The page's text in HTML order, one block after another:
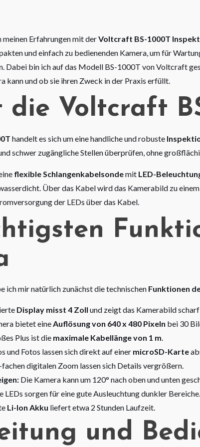
meinen Erfahrungen mit derVoltcraft BS-1000T
und einfach zu bedienenden Kamera, um für
Dabei bin ich auf das Modell BS-1000T von Voltcraft
kann und ob sie ihren Zweck in der Praxis erfüllt.
die Voltcraft
handelt es sich um eine handliche und robuste
schwer zugängliche Stellen überprüfen, ohne
flexible Schlangenkabelsondemit LED-
Über das Kabel wird das Kamerabild zu
der LEDs über das Kabel.
ich mir natürlich zunächst die technischen Funktionen
Display misst 4 Zoll und zeigt das Kamerabild
bietet eineAuflösung von 640 x 480 Pixeln bei 30
Plus ist die maximale Kabellänge von 1 m.
und Fotos lassen sich direkt auf einer microSD-Karte
digitalen Zoom lassen sich Details vergrößern.
Die Kamera kann um 120° nach oben und unten
LEDs sorgen für eine gute Ausleuchtung dunkler Bereiche.
Li-Ion Akku liefert etwa 2 Stunden Laufzeit.
und